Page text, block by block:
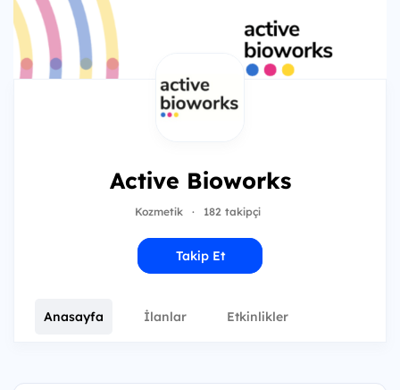
Active Bioworks
Kozmetik · 182 takipçi
Takip Et
Anasayfa İlanlar Etkinlikler